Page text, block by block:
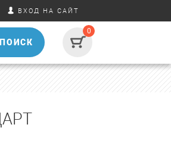
ВХОД НА САЙТ
ПОИСК
0